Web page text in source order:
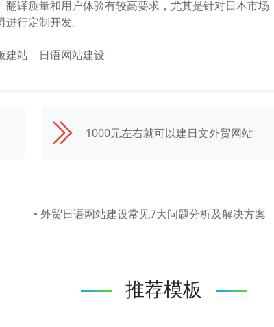
译质量和用户体验有较高要求，尤其是针对日本市场
行定制开发。
建站 日语网站建设
1000元左右就可以建日文外贸网站
• 外贸日语网站建设常见7大问题分析及解决方案
推荐模板